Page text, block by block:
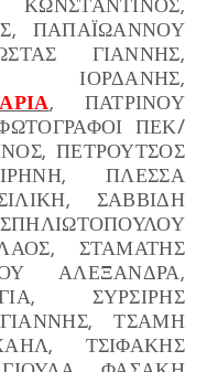
ΠΑΠΑΪΩΑΝΝΟΥ
ΓΙΑΝΝΗΣ,
, ΠΑΤΡΙΝΟΥ
ΠΕΚ/
ΠΕΤΡΟΥΤΣΟΣ
ΠΛΕΣΣΑ
ΣΑΒΒΙΔΗ
ΣΤΑΜΑΤΗΣ
ΑΛΕΞΑΝΔΡΑ,
ΣΥΡΣΙΡΗΣ
ΤΣΑΜΗ
ΤΣΙΦΑΚΗΣ